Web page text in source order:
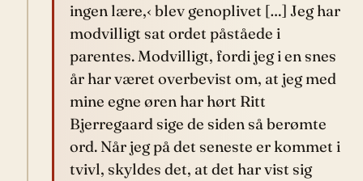
ingen lære,‹ blev genoplivet […] Jeg har
modvilligt sat ordet påståede i
parentes. Modvilligt, fordi jeg i en snes
år har været overbevist om, at jeg med
mine egne øren har hørt Ritt
Bjerregaard sige de siden så berømte
ord. Når jeg på det seneste er kommet i
tvivl, skyldes det, at det har vist sig